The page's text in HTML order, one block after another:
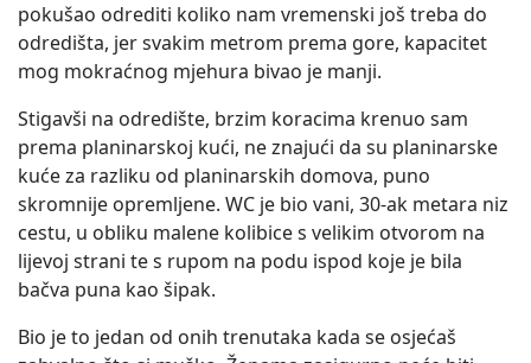
pokušao odrediti koliko nam vremenski još treba do
odredišta, jer svakim metrom prema gore, kapacitet
mog mokraćnog mjehura bivao je manji.
Stigavši na odredište, brzim koracima krenuo sam
prema planinarskoj kući, ne znajući da su planinarske
kuće za razliku od planinarskih domova, puno
skromnije opremljene. WC je bio vani, 30-ak metara niz
cestu, u obliku malene kolibice s velikim otvorom na
lijevoj strani te s rupom na podu ispod koje je bila
bačva puna kao šipak.
Bio je to jedan od onih trenutaka kada se osjećaš